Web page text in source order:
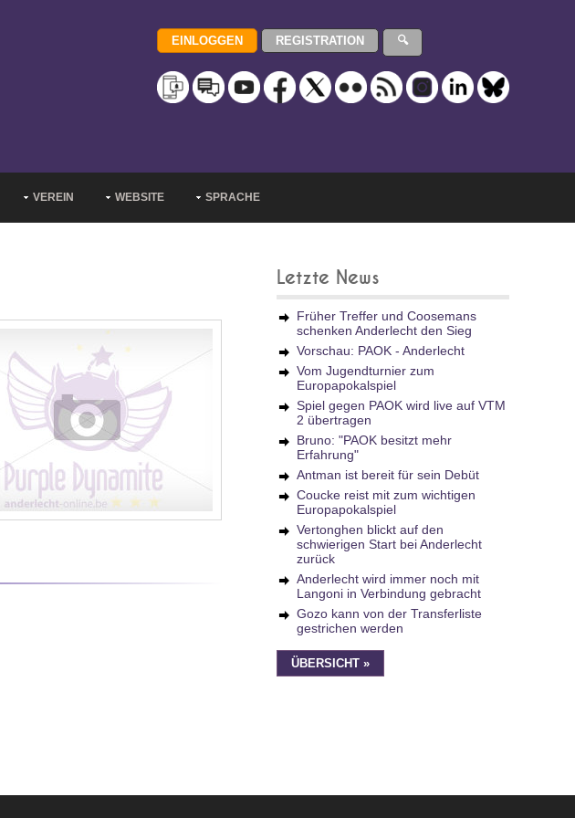
VEREIN WEBSITE SPRACHE
Letzte News
Früher Treffer und Coosemans
schenken Anderlecht den Sieg
Vorschau: PAOK - Anderlecht
Vom Jugendturnier zum
Europapokalspiel
Spiel gegen PAOK wird live auf VTM
2 übertragen
Bruno: "PAOK besitzt mehr
Erfahrung"
Antman ist bereit für sein Debüt
Coucke reist mit zum wichtigen
Europapokalspiel
Vertonghen blickt auf den
schwierigen Start bei Anderlecht
zurück
Anderlecht wird immer noch mit
Langoni in Verbindung gebracht
Gozo kann von der Transferliste
gestrichen werden
ÜBERSICHT »